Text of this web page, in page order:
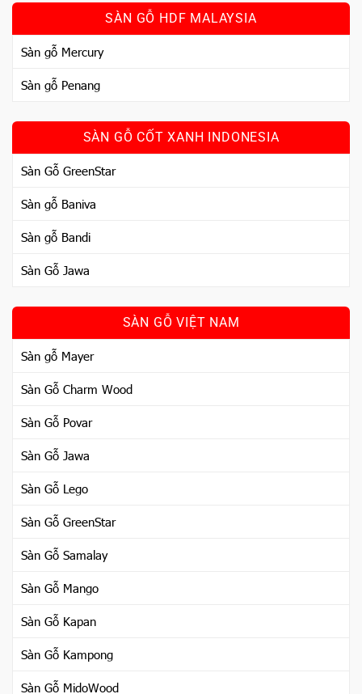
SÀN GỖ HDF MALAYSIA
Sàn gỗ Mercury
Sàn gỗ Penang
SÀN GỖ CỐT XANH INDONESIA
Sàn Gỗ GreenStar
Sàn gỗ Baniva
Sàn gỗ Bandi
Sàn Gỗ Jawa
SÀN GỖ VIỆT NAM
Sàn gỗ Mayer
Sàn Gỗ Charm Wood
Sàn Gỗ Povar
Sàn Gỗ Jawa
Sàn Gỗ Lego
Sàn Gỗ GreenStar
Sàn Gỗ Samalay
Sàn Gỗ Mango
Sàn Gỗ Kapan
Sàn Gỗ Kampong
Sàn Gỗ MidoWood